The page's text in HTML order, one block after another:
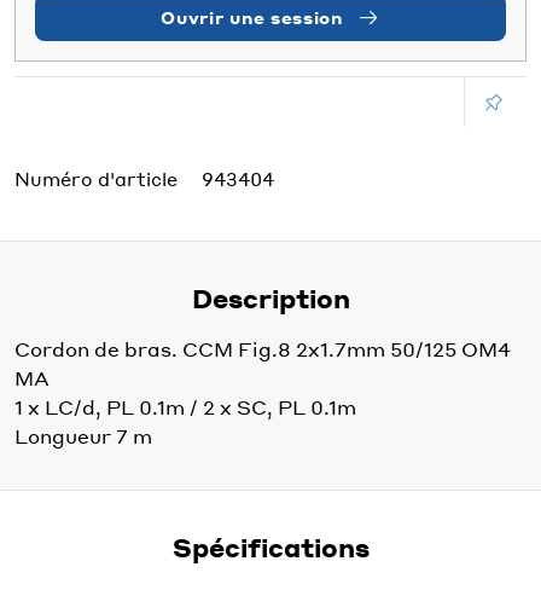
Ouvrir une session
Numéro d'article 943404
Description
Cordon de bras. CCM Fig.8 2x1.7mm 50/125 OM4
MA
1 x LC/d, PL 0.1m / 2 x SC, PL 0.1m
Longueur 7 m
Spécifications